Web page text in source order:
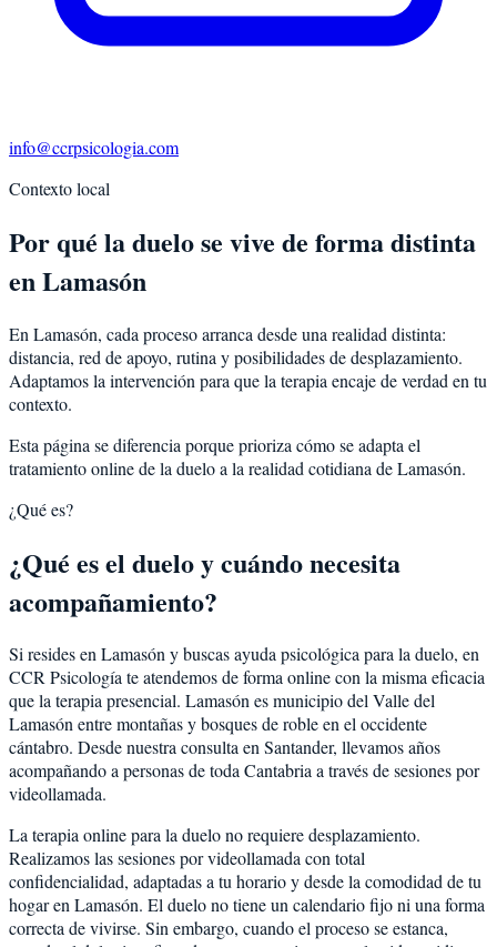
info@ccrpsicologia.com
Contexto local
Por qué la duelo se vive de forma distinta
en Lamasón
En Lamasón, cada proceso arranca desde una realidad distinta:
distancia, red de apoyo, rutina y posibilidades de desplazamiento.
Adaptamos la intervención para que la terapia encaje de verdad en tu
contexto.
Esta página se diferencia porque prioriza cómo se adapta el
tratamiento online de la duelo a la realidad cotidiana de Lamasón.
¿Qué es?
¿Qué es el duelo y cuándo necesita
acompañamiento?
Si resides en Lamasón y buscas ayuda psicológica para la duelo, en
CCR Psicología te atendemos de forma online con la misma eficacia
que la terapia presencial. Lamasón es municipio del Valle del
Lamasón entre montañas y bosques de roble en el occidente
cántabro. Desde nuestra consulta en Santander, llevamos años
acompañando a personas de toda Cantabria a través de sesiones por
videollamada.
La terapia online para la duelo no requiere desplazamiento.
Realizamos las sesiones por videollamada con total
confidencialidad, adaptadas a tu horario y desde la comodidad de tu
hogar en Lamasón. El duelo no tiene un calendario fijo ni una forma
correcta de vivirse. Sin embargo, cuando el proceso se estanca,